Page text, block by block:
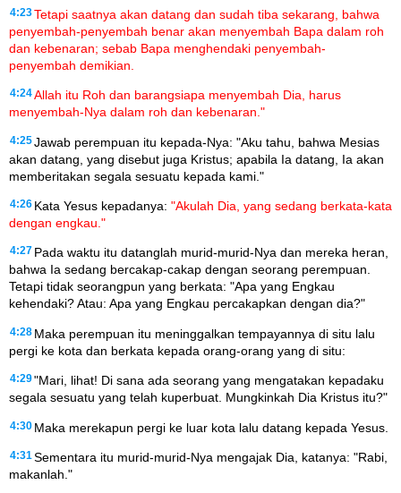
4:23Tetapi saatnya akan datang dan sudah tiba sekarang, bahwa
penyembah-penyembah benar akan menyembah Bapa dalam roh
dan kebenaran; sebab Bapa menghendaki penyembah-
penyembah demikian.
4:24Allah itu Roh dan barangsiapa menyembah Dia, harus
menyembah-Nya dalam roh dan kebenaran."
4:25Jawab perempuan itu kepada-Nya: "Aku tahu, bahwa Mesias
akan datang, yang disebut juga Kristus; apabila Ia datang, Ia akan
memberitakan segala sesuatu kepada kami."
4:26 Kata Yesus kepadanya: "Akulah Dia, yang sedang berkata-kata
dengan engkau."
4:27 Pada waktu itu datanglah murid-murid-Nya dan mereka heran,
bahwa Ia sedang bercakap-cakap dengan seorang perempuan.
Tetapi tidak seorangpun yang berkata: "Apa yang Engkau
kehendaki? Atau: Apa yang Engkau percakapkan dengan dia?"
4:28 Maka perempuan itu meninggalkan tempayannya di situ lalu
pergi ke kota dan berkata kepada orang-orang yang di situ:
4:29"Mari, lihat! Di sana ada seorang yang mengatakan kepadaku
segala sesuatu yang telah kuperbuat. Mungkinkah Dia Kristus itu?"
4:30 Maka merekapun pergi ke luar kota lalu datang kepada Yesus.
4:31 Sementara itu murid-murid-Nya mengajak Dia, katanya: "Rabi,
makanlah."